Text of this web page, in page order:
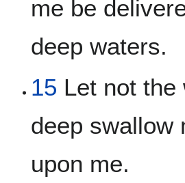
me be
deep waters.
15 Let not
deep swallow
upon me.